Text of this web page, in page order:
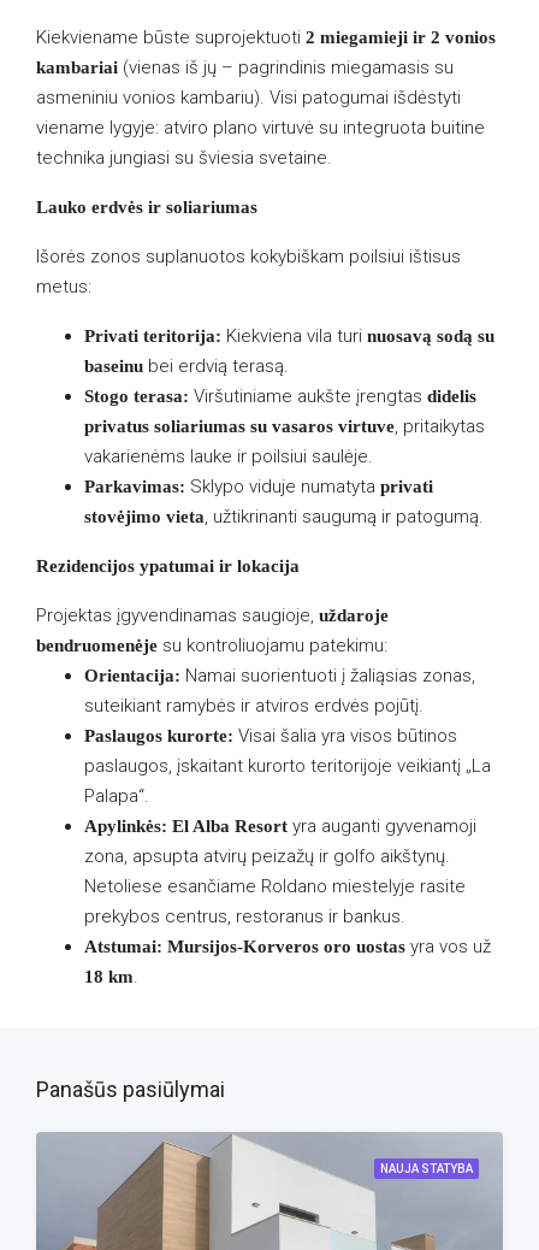
Kiekviename būste suprojektuoti 2 miegamieji ir 2 vonios
kambariai (vienas iš jų – pagrindinis miegamasis su
asmeniniu vonios kambariu). Visi patogumai išdėstyti
viename lygyje: atviro plano virtuvė su integruota buitine
technika jungiasi su šviesia svetaine.
Lauko erdvės ir soliariumas
Išorės zonos suplanuotos kokybiškam poilsiui ištisus
metus:
Privati teritorija: Kiekviena vila turi nuosavą sodą su
baseinu bei erdvią terasą.
Stogo terasa: Viršutiniame aukšte įrengtas didelis
privatus soliariumas su vasaros virtuve, pritaikytas
vakarienėms lauke ir poilsiui saulėje.
Parkavimas: Sklypo viduje numatyta privati
stovėjimo vieta, užtikrinanti saugumą ir patogumą.
Rezidencijos ypatumai ir lokacija
Projektas įgyvendinamas saugioje, uždaroje
bendruomenėje su kontroliuojamu patekimu:
Orientacija: Namai suorientuoti į žaliąsias zonas,
suteikiant ramybės ir atviros erdvės pojūtį.
Paslaugos kurorte: Visai šalia yra visos būtinos
paslaugos, įskaitant kurorto teritorijoje veikiantį „La
Palapa“.
Apylinkės: El Alba Resort yra auganti gyvenamoji
zona, apsupta atvirų peizažų ir golfo aikštynų.
Netoliese esančiame Roldano miestelyje rasite
prekybos centrus, restoranus ir bankus.
Atstumai: Mursijos-Korveros oro uostas yra vos už
18 km.
Panašūs pasiūlymai
NAUJA STATYBA